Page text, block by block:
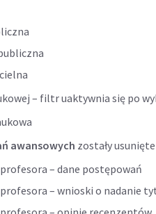
– filtr uaktywnia się po
awansowych zostały
– dane postępowań
– wnioski o nadanie